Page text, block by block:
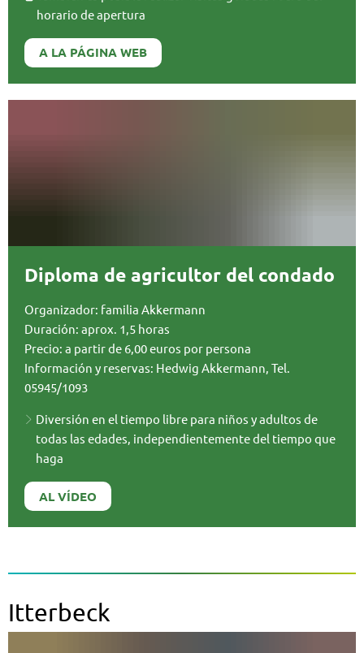
horario de apertura
A LA PÁGINA WEB
Diploma de agricultor del condado
Organizador: familia Akkermann
Duración: aprox. 1,5 horas
Precio: a partir de 6,00 euros por persona
Información y reservas: Hedwig Akkermann, Tel.
05945/1093
Diversión en el tiempo libre para niños y adultos de
todas las edades, independientemente del tiempo que
haga
AL VÍDEO
Itterbeck